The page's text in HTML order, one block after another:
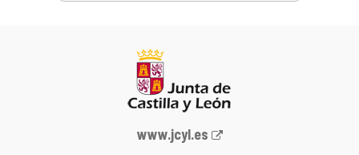
Portal
www.jcyl.es